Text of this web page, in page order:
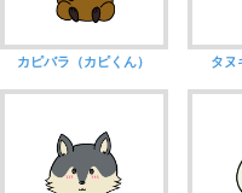
カピバラ（カピくん） タヌ